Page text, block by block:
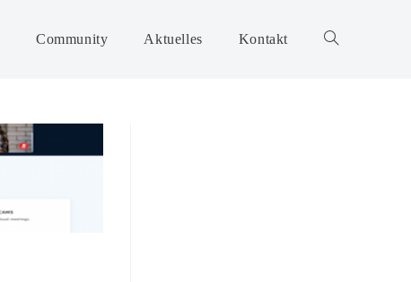
Community Aktuelles Kontakt